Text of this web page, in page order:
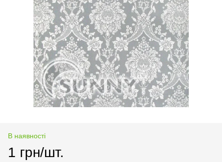
В наявності
1 грн/шт.